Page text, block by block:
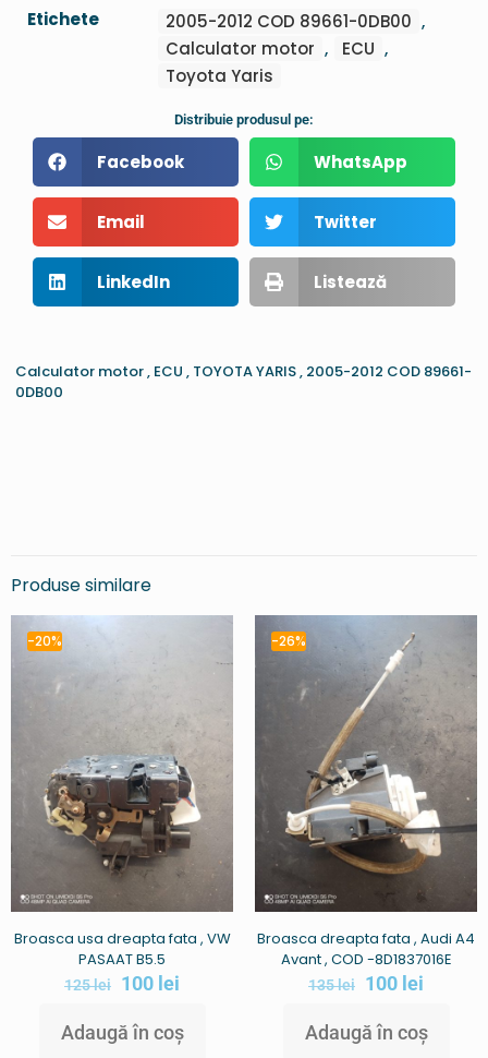
Etichete
2005-2012 COD 89661-0DB00 ,
Calculator motor , ECU ,
Toyota Yaris
Distribuie produsul pe:
Facebook WhatsApp
Email Twitter
LinkedIn Listează
Calculator motor , ECU , TOYOTA YARIS , 2005-2012 COD 89661-
0DB00
Produse similare
-20%
Broasca usa dreapta fata , VW
PASAAT B5.5
125lei 100 lei
Adaugă în coș
-26%
Broasca dreapta fata , Audi A4
Avant , COD -8D1837016E
135lei 100 lei
Adaugă în coș